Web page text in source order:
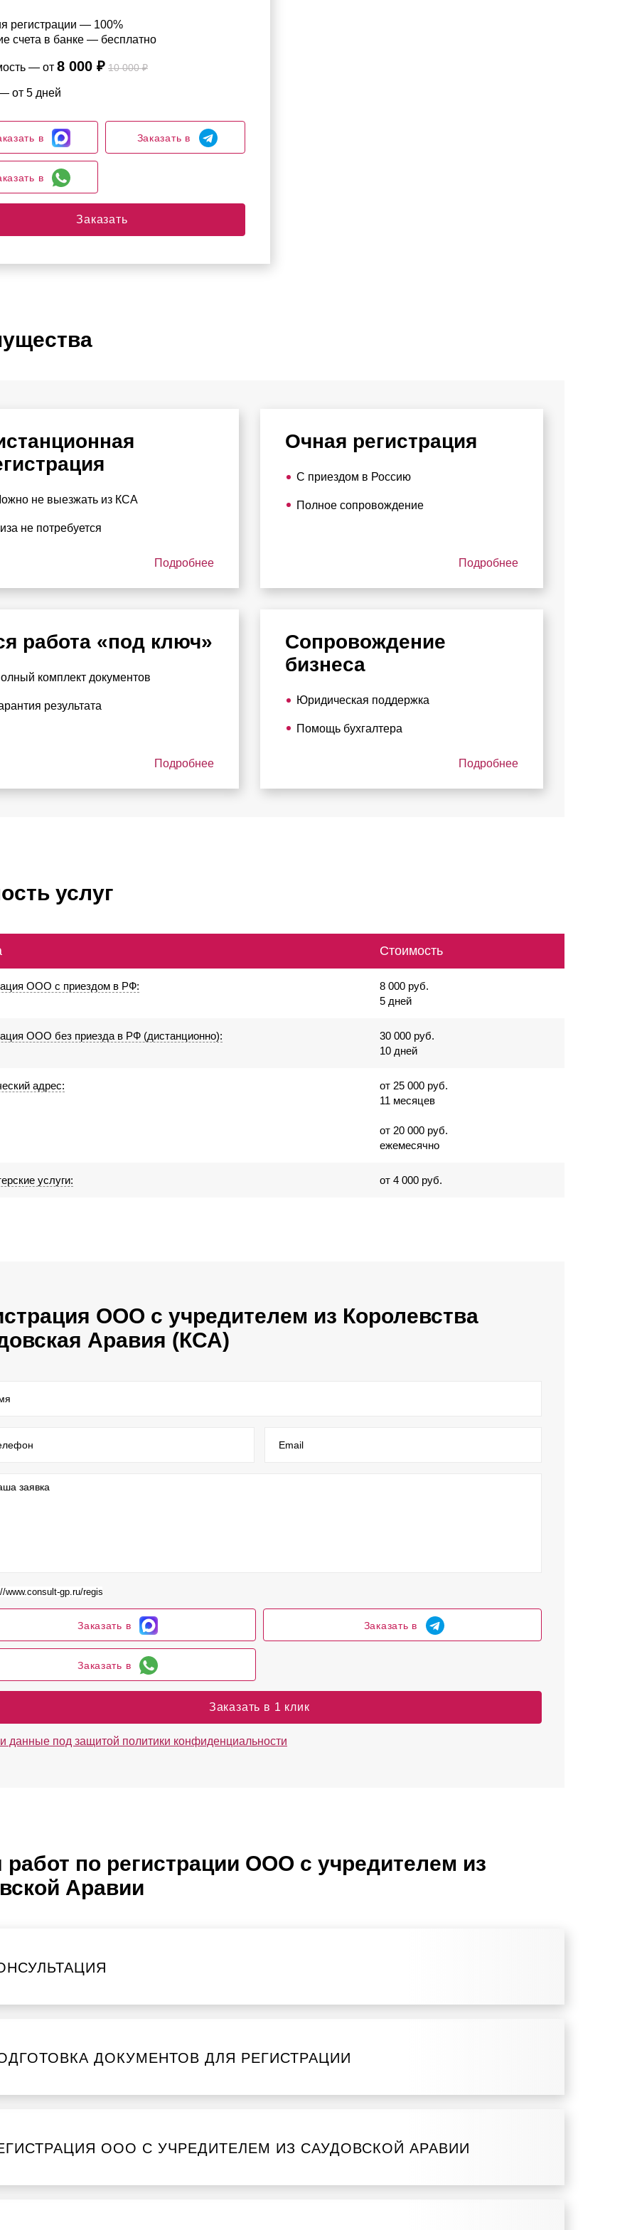
регистрации — 100%
счета в банке — бесплатно
— от 8 000 ₽ 10 000 ₽
от 5 дней
в Заказать в
в
Заказать
не выезжать из КСА
не потребуется
Подробнее
Очная регистрация
С приездом в Россию
Полное сопровождение
Подробнее
работа «под ключ»
комплект документов
результата
Подробнее
Сопровождение
бизнеса
Юридическая поддержка
Помощь бухгалтера
Подробнее
услуг
Стоимость
ООО с приездом в РФ:
8 000 руб.
5 дней
ООО без приезда в РФ (дистанционно):
30 000 руб.
10 дней
адрес:
от 25 000 руб.
11 месяцев
от 20 000 руб.
ежемесячно
услуги: от 4 000 руб.
ООО с учредителем из Королевства
Аравия (КСА)
Email
заявка
Заказать в Заказать в
Заказать в
Заказать в 1 клик
данные под защитой политики конфиденциальности
по регистрации ООО с учредителем из
Аравии
ДОКУМЕНТОВ ДЛЯ РЕГИСТРАЦИИ
ООО С УЧРЕДИТЕЛЕМ ИЗ САУДОВСКОЙ АРАВИИ